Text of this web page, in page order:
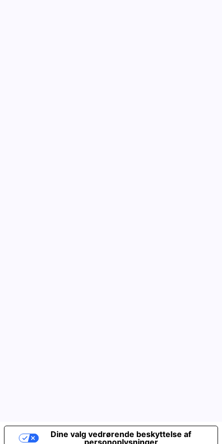
Dine valg vedrørende beskyttelse af
personoplysninger